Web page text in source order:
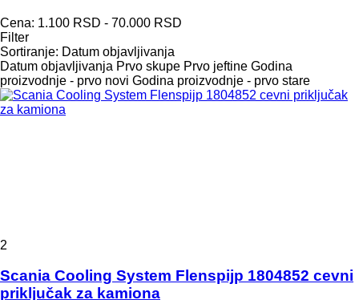
Cena: 1.100 RSD - 70.000 RSD
Filter
Sortiranje: Datum objavljivanja
Datum objavljivanja Prvo skupe Prvo jeftine Godina
proizvodnje - prvo novi Godina proizvodnje - prvo stare
2
Scania Cooling System Flenspijp 1804852 cevni
priključak za kamiona